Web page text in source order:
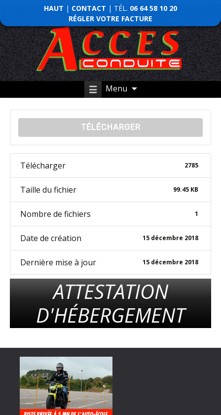
HAUT | CONTACT | TÉL. 06 64 58 10 20
RÉGLER VOTRE FACTURE
Menu
TÉLÉCHARGER
Télécharger 2785
Taille du fichier 99.45 KB
Nombre de fichiers 1
Date de création 15 décembre 2018
Dernière mise à jour 15 décembre 2018
ATTESTATION
D'HÉBERGEMENT